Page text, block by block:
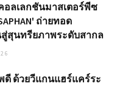
ลเลกชันมาสเตอร์พีซ
ถ่ายทอด
นทรียภาพระดับสากล
ดี ด้วยวีแกนแฮร์แคร์ระ